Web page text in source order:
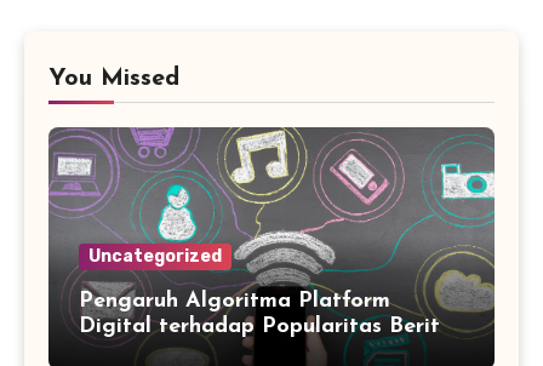
You Missed
Uncategorized
Pengaruh Algoritma Platform
Digital terhadap Popularitas Berita
Trending Harian